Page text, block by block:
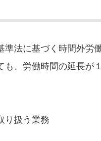
法に基づく時間外労
、労働時間の延長が
り扱う業務